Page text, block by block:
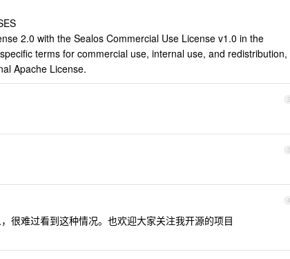
2.0 with the Sealos Commercial Use License v1.0 in the
terms for commercial use, internal use, and redistribution,
Apache License.
2
3
4
很难过看到这种情况。也欢迎大家关注我开源的项目